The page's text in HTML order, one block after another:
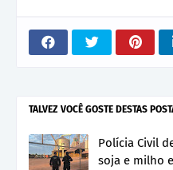
TALVEZ VOCÊ GOSTE DESTAS
Polícia Civil
soja e milho